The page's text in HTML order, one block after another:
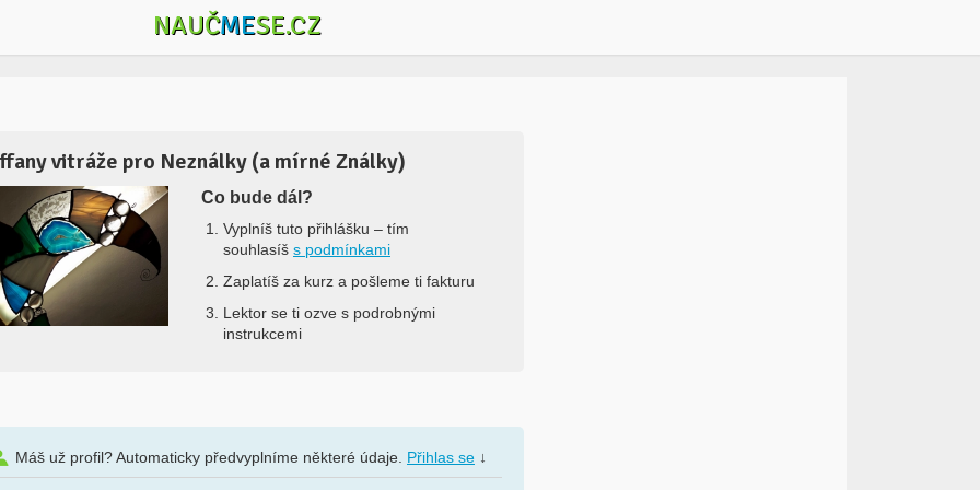
NAUČMESE.CZ
vitráže pro Neználky (a mírné Ználky)
Co bude dál?
Vyplníš tuto přihlášku – tím
souhlasíš s podmínkami
Zaplatíš za kurz a pošleme ti fakturu
Lektor se ti ozve s podrobnými
instrukcemi
Máš už profil? Automaticky předvyplníme některé údaje. Přihlas se ↓